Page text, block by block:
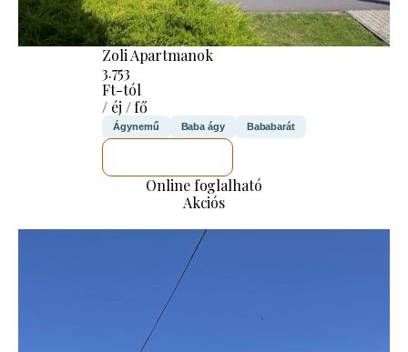
Zoli Apartmanok
3.753
Ft-tól
/ éj / fő
Ágynemű Baba ágy Bababarát
Online foglalható
Akciós